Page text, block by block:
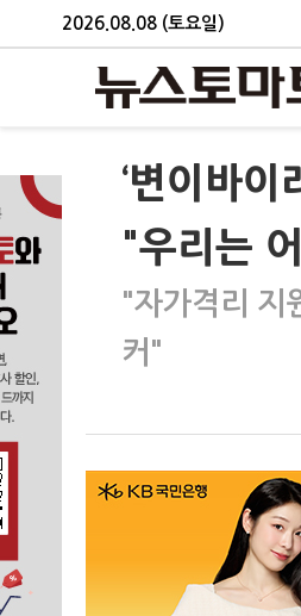
2026.08.08 (토요일)
‘변이바
"우리는
"자가격리 지
커"